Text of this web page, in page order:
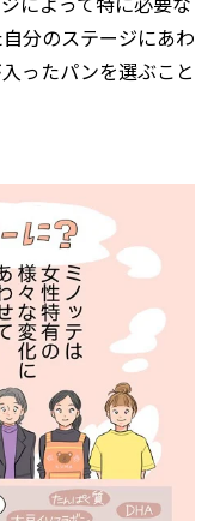
分のステージにあわ
ったパンを選ぶこと